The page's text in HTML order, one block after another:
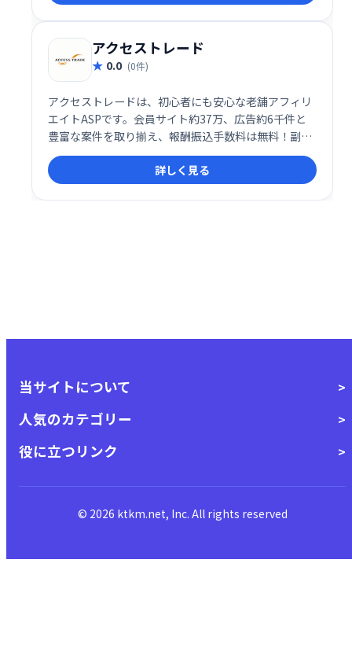
アクセストレード
0.0 (0件)
アクセストレードは、初心者にも安心な老舗アフィリ
エイトASPです。会員サイト約37万、広告約6千件と
豊富な案件を取り揃え、報酬振込手数料は無料！副収
入獲得を目指すなら、充実のサポート体制と豊富な情
報で成功へ導くアクセストレードをご利用ください。
詳しく見る
当サイトについて
人気のカテゴリー
役に立つリンク
© 2026 ktkm.net, Inc. All rights reserved